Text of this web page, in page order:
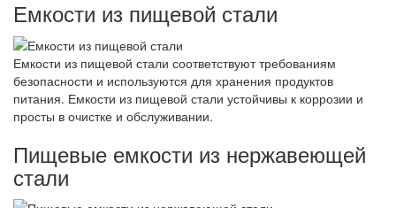
Емкости из пищевой стали
Емкости из пищевой стали соответствуют требованиям
безопасности и используются для хранения продуктов
питания. Емкости из пищевой стали устойчивы к коррозии и
просты в очистке и обслуживании.
Пищевые емкости из нержавеющей
стали